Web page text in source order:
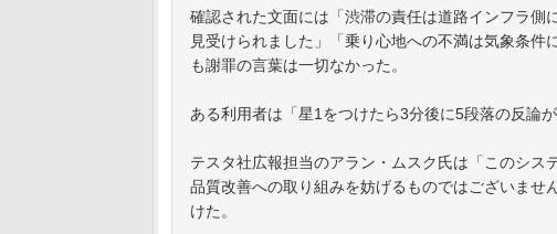
確認された文面には「渋滞の責任は道路インフラ
見受けられました」「乗り心地への不満は気象条
も謝罪の言葉は一切なかった。
ある利用者は「星1をつけたら3分後に5段落の反論
テスタ社広報担当のアラン・ムスク氏は「このシス
品質改善への取り組みを妨げるものではございませ
けた。